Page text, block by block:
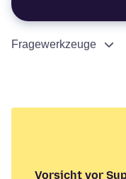
Fragewerkzeuge
Vorsicht vor